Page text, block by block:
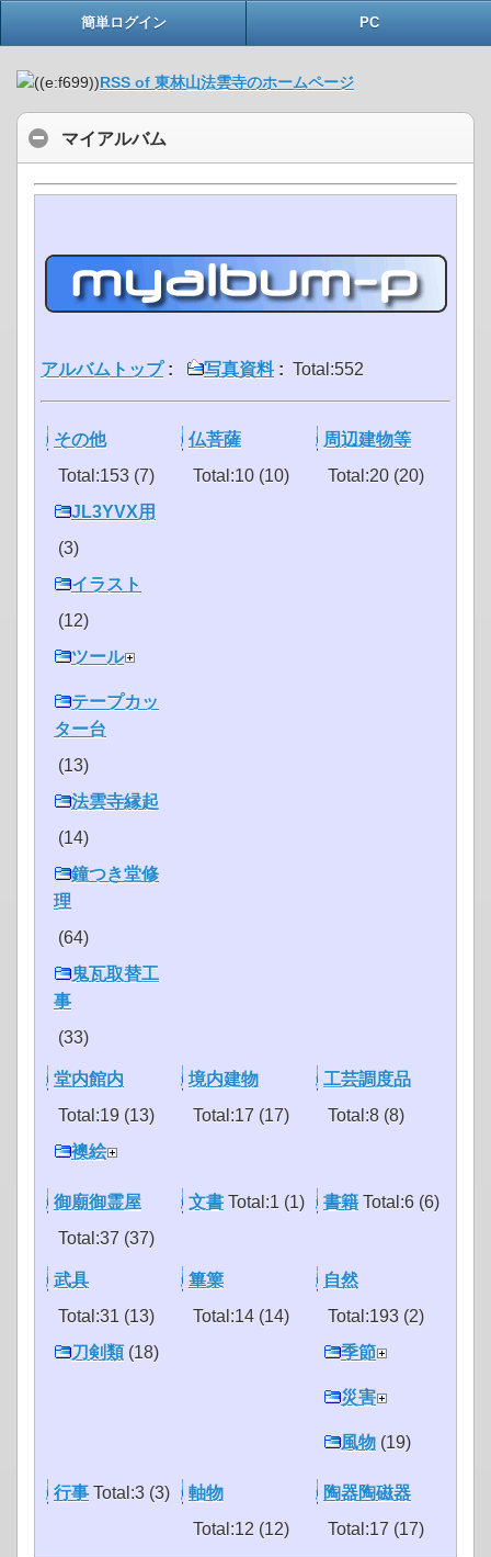
簡単ログイン PC
RSS of 東林山法雲寺のホームページ
マイアルバム
アルバムトップ: 写真資料: Total:552
その他
Total:153 (7)
JL3YVX用
(3)
イラスト
(12)
ツール
テープカッ
ター台
(13)
法雲寺縁起
(14)
鐘つき堂修
理
(64)
鬼瓦取替工
事
(33)
仏菩薩
Total:10 (10)
周辺建物等
Total:20 (20)
堂内館内
Total:19 (13)
襖絵
境内建物
Total:17 (17)
工芸調度品
Total:8 (8)
御廟御霊屋
Total:37 (37)
文書 Total:1 (1) 書籍 Total:6 (6)
武具
Total:31 (13)
刀剣類(18)
篳篥
Total:14 (14)
自然
Total:193 (2)
季節
災害
風物 (19)
行事 Total:3 (3)
軸物
Total:12 (12)
陶器陶磁器
Total:17 (17)